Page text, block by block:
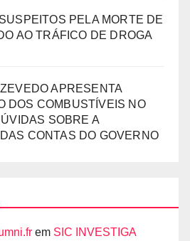
PELA MORTE DE
AO TRÁFICO DE DROGA
APRESENTA
DOS COMBUSTÍVEIS NO
SOBRE A
CONTAS DO GOVERNO
em SIC INVESTIGA